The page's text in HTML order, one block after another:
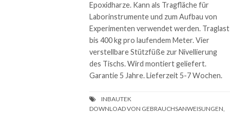
Epoxidharze. Kann als Tragfläche für
Laborinstrumente und zum Aufbau von
Experimenten verwendet werden. Traglast
bis 400 kg pro laufendem Meter. Vier
verstellbare Stützfüße zur Nivellierung
des Tischs. Wird montiert geliefert.
Garantie 5 Jahre. Lieferzeit 5-7 Wochen.
DOWNLOAD VON GEBRAUCHSANWEISUNGEN,